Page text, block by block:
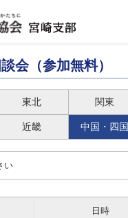
会（参加無料）
東北 関東
近畿 中国・四国
い
日時